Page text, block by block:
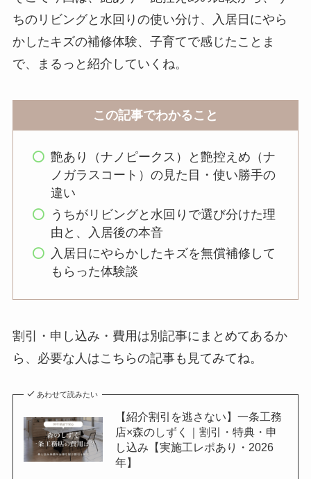
ちのリビングと水回りの使い分け、入居日にやら
かしたキズの補修体験、子育てで感じたことま
で、まるっと紹介していくね。
この記事でわかること
艶あり（ナノピークス）と艶控えめ（ナ
ノガラスコート）の見た目・使い勝手の
違い
うちがリビングと水回りで選び分けた理
由と、入居後の本音
入居日にやらかしたキズを無償補修して
もらった体験談
割引・申し込み・費用は別記事にまとめてあるか
ら、必要な人はこちらの記事も見てみてね。
あわせて読みたい
【紹介割引を逃さない】一条工務
店×森のしずく｜割引・特典・申
し込み【実施工レポあり・2026
年】